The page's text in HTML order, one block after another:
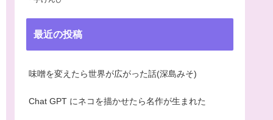
最近の投稿
味噌を変えたら世界が広がった話(深島みそ)
Chat GPT にネコを描かせたら名作が生まれた